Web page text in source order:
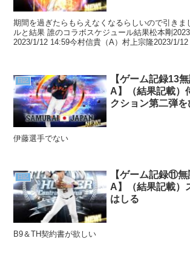
期間を過ぎたらもらえなくなるらしいので引きま
ルと結果 誰のコラボスケジュール結果松本剛
2023/1/12 14:59今村信貴（A）村上宗隆2023/1/
日記
【ゲーム記録13
A】（結果記載）
クション第二弾を
伊藤選手でない
日記
【ゲーム記録⑪
A】（結果記載）
はしる
B9＆TH契約書が欲しい